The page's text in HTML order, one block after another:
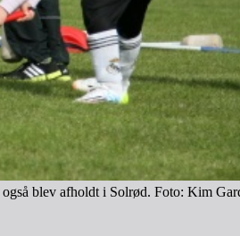
blev afholdt i Solrød. Foto: Kim